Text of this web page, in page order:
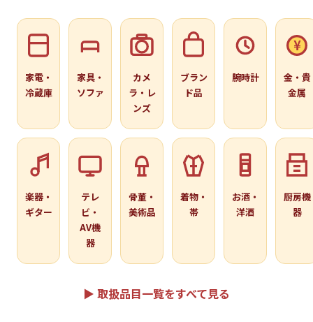
家電・
冷蔵庫
家具・
ソファ
カメ
ラ・レ
ンズ
ブラン
ド品
腕時計
¥
金・貴
金属
楽器・
ギター
テレ
ビ・
AV機
器
骨董・
美術品
着物・
帯
お酒・
洋酒
厨房機
器
▶ 取扱品目一覧をすべて見る